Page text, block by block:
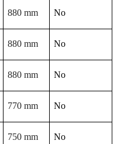
880 mm No
880 mm No
880 mm No
770 mm No
750 mm No